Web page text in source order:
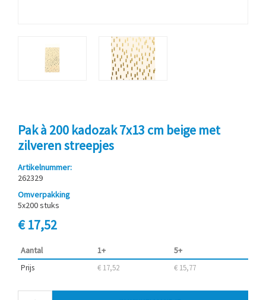
Pak à 200 kadozak 7x13 cm beige met
zilveren streepjes
Artikelnummer:
262329
Omverpakking
5x200 stuks
€ 17,52
Aantal 1+ 5+
Prijs € 17,52 € 15,77